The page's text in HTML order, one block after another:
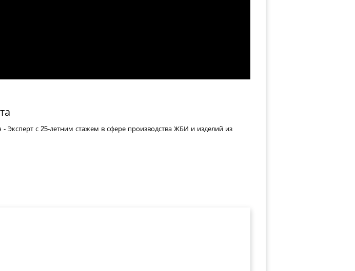
- Эксперт с 25-летним стажем в сфере производства ЖБИ и изделий из